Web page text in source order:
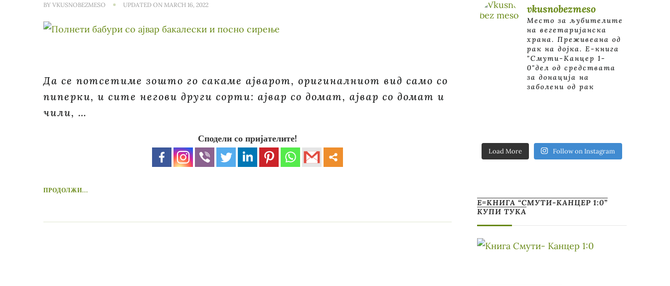
BYVKUSNOBEZMESO UPDATED ON MARCH 16, 2022
Да се ​​потсетиме зошто го сакаме ајварот, оригиналниот вид само со
пиперки, и сите негови други сорти: ајвар со домат, ајвар со домат и
чили, …
Сподели со пријателите!
ПРОДОЛЖИ...
vkusnobezmeso
Место за љубителите
на вегетаријанска
храна. Преживеана од
рак на дојка. E-книга
"Смути-Канцер 1-
0"дел од средствата
за донација на
заболени од рак
Load More Follow on Instagram
Е=КНИГА “СМУТИ-КАНЦЕР 1:0”
КУПИ ТУКА